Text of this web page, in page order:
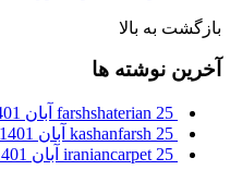
بازگشت به بالا
آخرین نوشته ها
farshshaterian 25 آبان 1401
kashanfarsh 25 آبان 1401
iraniancarpet 25 آبان 1401